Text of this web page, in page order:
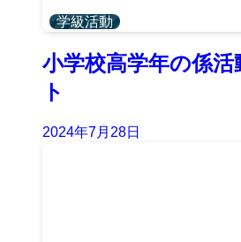
学級活動
小学校高学年の係
ト
2024年7月28日